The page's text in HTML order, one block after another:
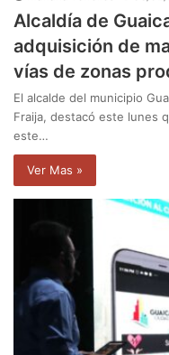
Alcaldía de
adquisición de
vías de zonas
El alcalde del municipio
Fraija, destacó este lunes
este…
Ver Mas »